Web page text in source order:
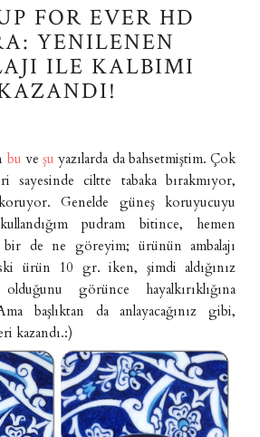
FOR EVER HD
YENILENEN
ILE KALBIMI
bu veşuyazılarda da bahsetmiştim. Çok
sayesinde ciltte tabaka bırakmıyor,
Genelde güneş koruyucuyu
pudram bitince, hemen
bir de ne göreyim; ürünün ambalajı
ürün 10 gr. iken, şimdi aldığınız
görünce hayalkırıklığına
başlıktan da anlayacağınız gibi,
kazandı.:)